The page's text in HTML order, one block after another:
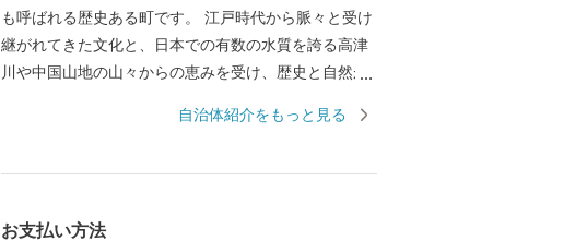
も呼ばれる歴史ある町です。 江戸時代から脈々と受け
継がれてきた文化と、日本での有数の水質を誇る高津
川や中国山地の山々からの恵みを受け、歴史と自然が
るJR津和野駅は「SLやまぐち号」の終着駅として、多
の生活に根付いていおり、幕末の情景を描いた図画
自治体紹介をもっと見る
お支払い方法